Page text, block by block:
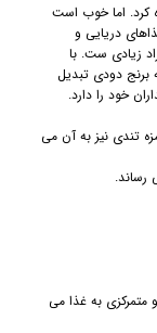
کرد. اما خوب است
دریایی و
زیادی ست. با
برنج دودی تبدیل
خود را دارد.
تندی نیز به آن می
به غذا می